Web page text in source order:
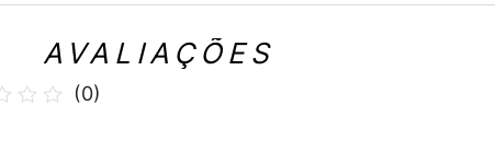
AVALIAÇÕES
(0)